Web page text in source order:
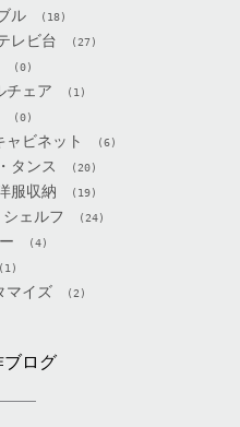
ル (18)
レビ台 (27)
(0)
チェア (1)
(0)
ャビネット (6)
タンス (20)
服収納 (19)
ェルフ (24)
(4)
(1)
マイズ (2)
ブログ